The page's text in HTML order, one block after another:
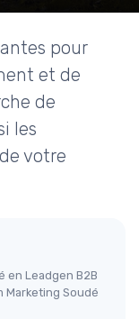
pour
et de
de
les
votre
en Leadgen B2B
Marketing Soudé